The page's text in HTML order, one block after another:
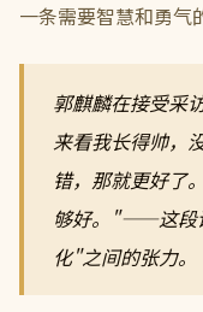
一条需要智慧和勇气
郭麒麟在接受采
来看我长得帅，
错，那就更好了
够好。"——这段
化"之间的张力。